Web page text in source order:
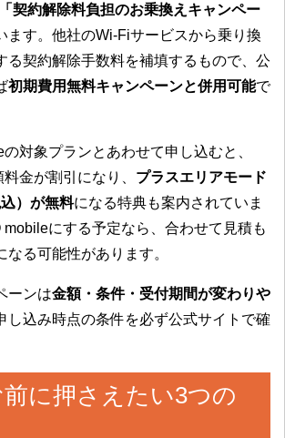
「契約解除料負担のお乗換えキャンペー
ます。他社のWi-Fiサービスから乗り換
る契約解除手数料を補填するもので、公
初期費用無料キャンペーンと併用可能で
対象プランとあわせて申し込むと、
金が割引になり、 プラスエリアモード
込）が無料になる特典も案内されていま
にする予定なら、合わせて見積も
なる可能性があります。
ーンは金額・条件・受付期間が変わりや
し込み時点の条件を必ず公式サイトで確
に押さえたい3つの